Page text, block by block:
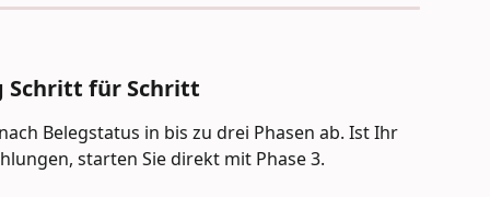
Schritt für Schritt
Belegstatus in bis zu drei Phasen ab. Ist Ihr
starten Sie direkt mit Phase 3.